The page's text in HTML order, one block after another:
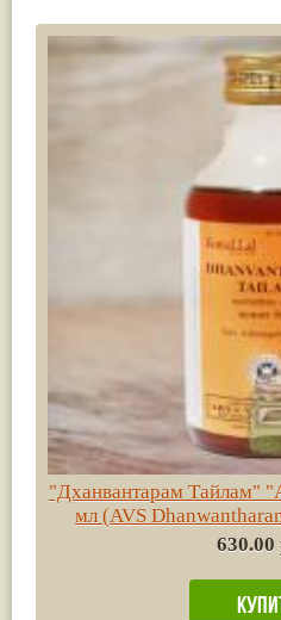
"Дханвантарам Тайлам"
мл (AVS
630.00